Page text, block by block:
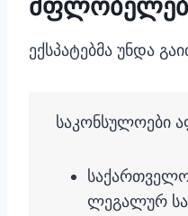
ექსპატებმა უნდა
საკონსულოები
ლეგალურ